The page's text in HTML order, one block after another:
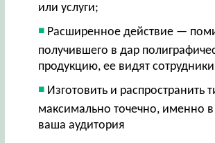
или услуги;
Расширенное действие —
получившего в дар
продукцию, ее видят
Изготовить и распространить
максимально точечно, именно в
ваша аудитория